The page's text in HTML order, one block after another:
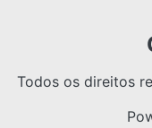
Todos os direitos